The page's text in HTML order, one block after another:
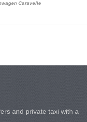
Caravelle
and private taxi with a